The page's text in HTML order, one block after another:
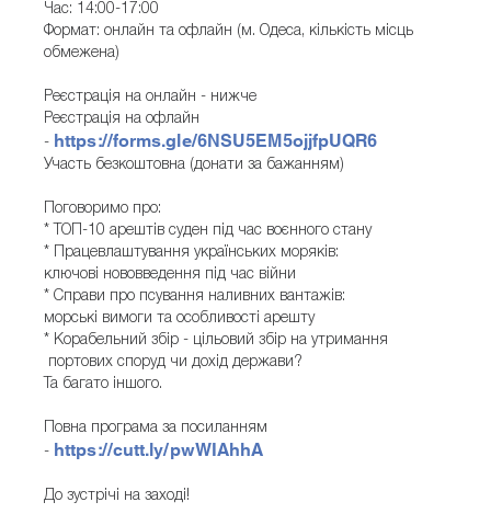
Час: 14:00-17:00
Формат: онлайн та офлайн (м. Одеса, кількість місць
обмежена)
Реєстрація на онлайн - нижче
Реєстрація на офлайн
- https://forms.gle/6NSU5EM5ojjfpUQR6
Участь безкоштовна (донати за бажанням)
Поговоримо про:
* ТОП-10 арештів суден під час воєнного стану
* Працевлаштування українських моряків:
ключові нововведення під час війни
* Справи про псування наливних вантажів:
морські вимоги та особливості арешту
* Корабельний збір - цільовий збір на утримання
портових споруд чи дохід держави?
Та багато іншого.
Повна програма за посиланням
- https://cutt.ly/pwWIAhhA
До зустрічі на заході!